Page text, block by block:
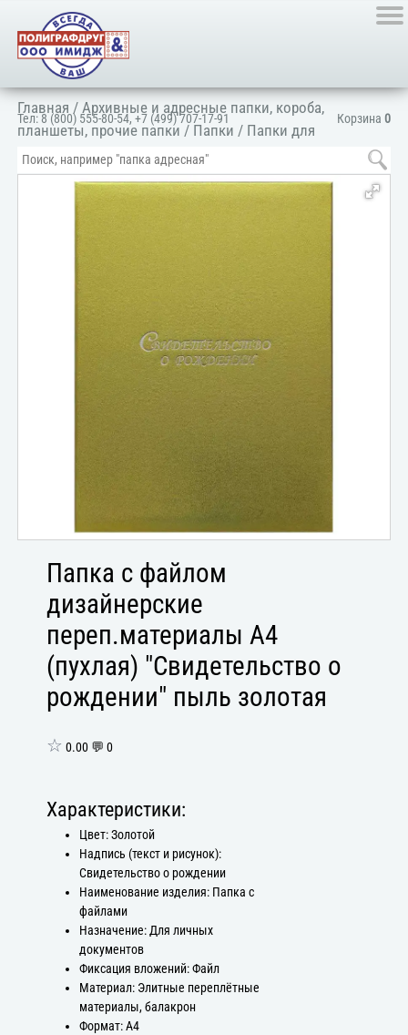
Корзина 0
Тел: 8 (800) 555-80-54,+7 (499) 707-17-91
Главная /Архивные и адресные папки, короба,
планшеты, прочие папки / Папки / Папки для
документов/Для личных документов
Папка с файлом
дизайнерские
переп.материалы А4
(пухлая) "Свидетельство о
рождении" пыль золотая
☆ 0.00 💬 0
Характеристики:
Цвет: Золотой
Надпись (текст и рисунок):
Свидетельство о рождении
Наименование изделия: Папка с
файлами
Назначение: Для личных
документов
Фиксация вложений: Файл
Материал: Элитные переплётные
материалы, балакрон
Формат: А4